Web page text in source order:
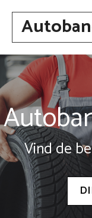
Spring
inhoud
Vind de